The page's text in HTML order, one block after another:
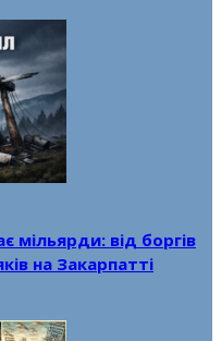
від боргів
на Закарпатті